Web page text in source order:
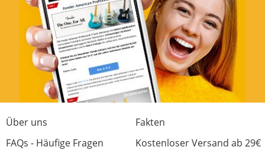
Über uns
Fakten
FAQs - Häufige Fragen
Kostenloser Versand ab 29€